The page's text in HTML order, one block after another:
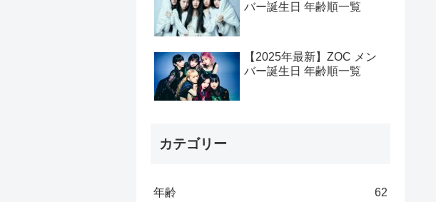
バー誕生日 年齢順一覧
【2025年最新】ZOC メン
バー誕生日 年齢順一覧
カテゴリー
年齢 62